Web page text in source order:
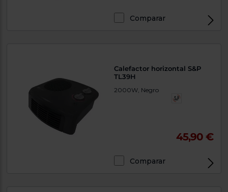
Comparar
Calefactor horizontal S&P
TL39H
2000W, Negro
45,90 €
Comparar